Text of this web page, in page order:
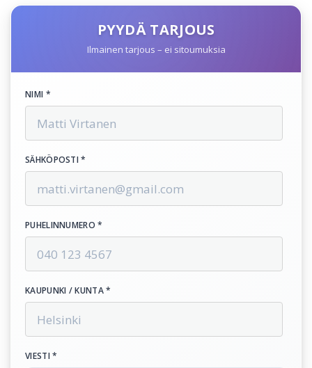
PYYDÄ TARJOUS
Ilmainen tarjous – ei sitoumuksia
NIMI *
SÄHKÖPOSTI *
PUHELINNUMERO *
KAUPUNKI / KUNTA *
VIESTI *